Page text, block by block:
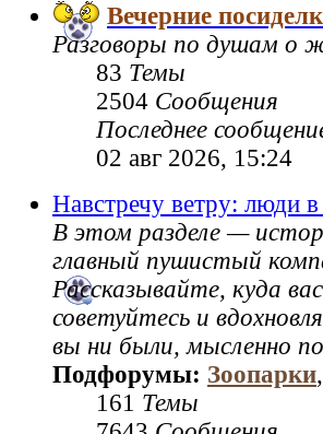
Вечерние
Разговоры по душам о
83 Темы
2504 Сообщения
Последнее
02 авг 2026, 15:24
Навстречу ветру: люди
В этом разделе —
главный пушистый
Рассказывайте, куда
советуйтесь и
вы ни были, мысленно
Подфорумы: Зоопарки,
161 Темы